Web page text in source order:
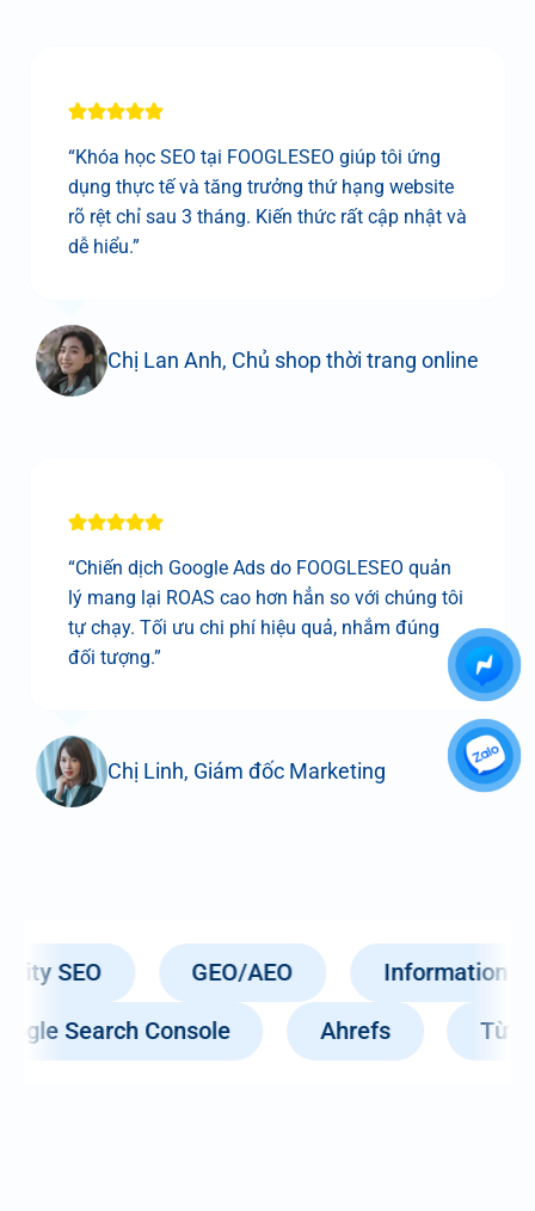
“Khóa học SEO tại FOOGLESEO giúp tôi ứng
dụng thực tế và tăng trưởng thứ hạng website
rõ rệt chỉ sau 3 tháng. Kiến thức rất cập nhật và
dễ hiểu.”
Chị Lan Anh, Chủ shop thời trang online
“Chiến dịch Google Ads do FOOGLESEO quản
lý mang lại ROAS cao hơn hẳn so với chúng tôi
tự chạy. Tối ưu chi phí hiệu quả, nhắm đúng
đối tượng.”
Chị Linh, Giám đốc Marketing
Information Gain Technical
Google Search Console